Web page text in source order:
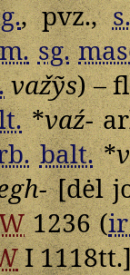
, pvz.,
sg.
važỹs) –
*vaź-
balt.*
[dėl
1236 (
I